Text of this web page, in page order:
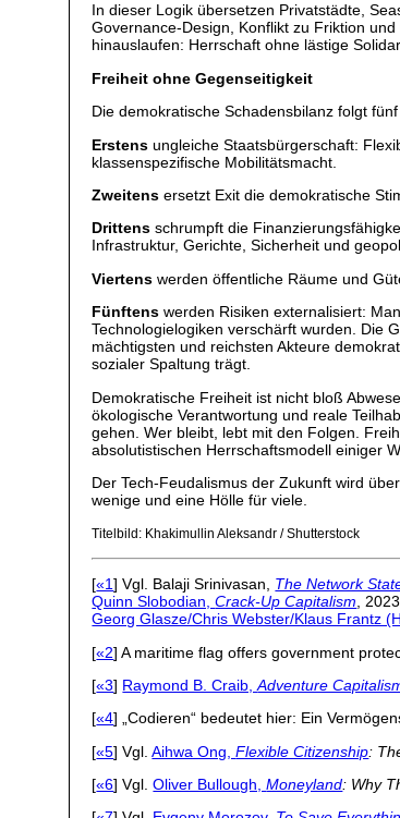
In dieser Logik übersetzen Privatstädte,
Governance-Design, Konflikt zu Friktion
hinauslaufen: Herrschaft ohne lästige
Freiheit ohne Gegenseitigkeit
Die demokratische Schadensbilanz folgt
Erstensungleiche Staatsbürgerschaft:
klassenspezifische Mobilitätsmacht.
Zweitens ersetzt Exit die demokratische
Drittens schrumpft die
Infrastruktur, Gerichte, Sicherheit und
Viertens werden öffentliche Räume und
Fünftens werden Risiken externalisiert:
Technologielogiken verschärft wurden. Die
mächtigsten und reichsten Akteure
sozialer Spaltung trägt.
Demokratische Freiheit ist nicht bloß
ökologische Verantwortung und reale
gehen. Wer bleibt, lebt mit den Folgen.
absolutistischen Herrschaftsmodell einiger
Der Tech-Feudalismus der Zukunft wird
wenige und eine Hölle für viele.
Titelbild: Khakimullin Aleksandr / Shutterstock
[«1] Vgl. Balaji Srinivasan, The Network
Quinn Slobodian,Crack-Up Capitalism ,
Georg Glasze/Chris Webster/Klaus Frantz
[«2] A maritime flag offers government
[«3] Raymond B. Craib,Adventure
[«4] „Codieren“ bedeutet hier: Ein
[«5] Vgl.Aihwa Ong,Flexible Citizenship:
[«6] Vgl.Oliver Bullough,Moneyland: Why